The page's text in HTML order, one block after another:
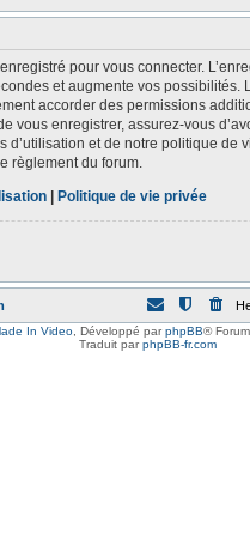
pour vous connecter.
et augmente vos possibilités.
accorder des permissions
vous enregistrer, assurez-vous
d’utilisation et de notre politique de
règlement du forum.
| Politique de vie privée
In Video Développé parphpBB®
Traduit parphpBB-fr.com